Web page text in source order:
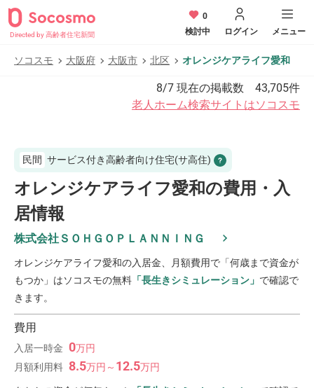
Directed by 高齢者住宅新聞
0
検討中
ログイン メニュー
ソコスモ 大阪府 大阪市 北区 オレンジケアライフ愛和
8/7 現在の掲載数 43,705件
老人ホーム検索サイトはソコスモ
民間 サービス付き高齢者向け住宅(サ高住)
オレンジケアライフ愛和の費用・入
居情報
株式会社ＳＯＨＧＯＰＬＡＮＮＩＮＧ
オレンジケアライフ愛和の入居金、月額費用で「何歳まで資金が
もつか」はソコスモの無料 「長生きシミュレーション」 で確認で
きます。
費用
入居一時金 0万円
月額利用料 8.5万円 ～ 12.5万円